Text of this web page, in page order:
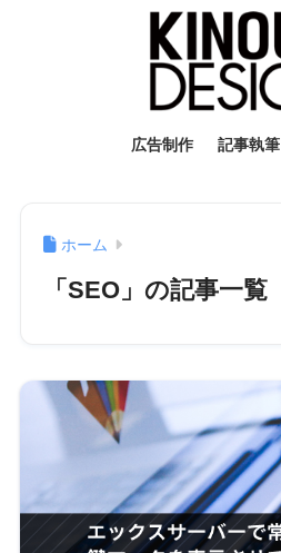
広告制作 記事執筆
ホーム
「SEO」の記事一覧